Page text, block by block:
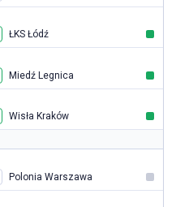
ŁKS Łódź
Miedź Legnica
Wisła Kraków
Polonia Warszawa